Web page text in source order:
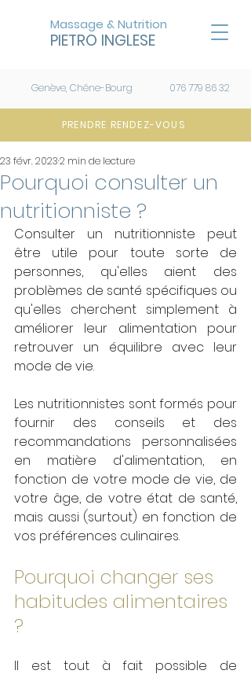
Massage & Nutrition
PIETRO INGLESE
Genève, Chêne-Bourg 076 779 86 32
PRENDRE RENDEZ-VOUS
Pourquoi consulter un
nutritionniste ?
23 févr. 20232 min de lecture
Consulter un nutritionniste peut
être utile pour toute sorte de
personnes, qu'elles aient des
problèmes de santé spécifiques ou
qu'elles cherchent simplement à
améliorer leur alimentation pour
retrouver un équilibre avec leur
mode de vie.
Les nutritionnistes sont formés pour
fournir des conseils et des
recommandations personnalisées
en matière d'alimentation, en
fonction de votre mode de vie, de
votre âge, de votre état de santé,
mais aussi (surtout) en fonction de
vos préférences culinaires.
Pourquoi changer ses
habitudes alimentaires
?
Il est tout à fait possible de